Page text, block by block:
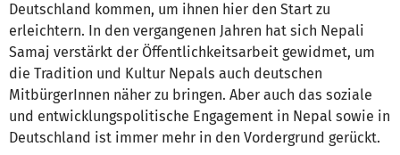
Deutschland kommen, um ihnen hier den Start zu
erleichtern. In den vergangenen Jahren hat sich Nepali
Samaj verstärkt der Öffentlichkeitsarbeit gewidmet, um
die Tradition und Kultur Nepals auch deutschen
MitbürgerInnen näher zu bringen. Aber auch das soziale
und entwicklungspolitische Engagement in Nepal sowie in
Deutschland ist immer mehr in den Vordergrund gerückt.